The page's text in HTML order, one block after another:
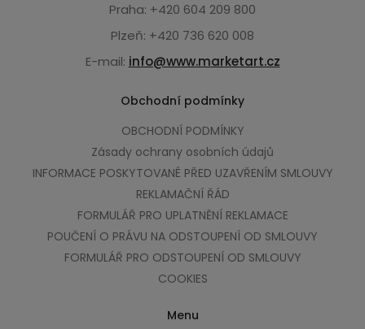
Praha: +420 604 209 800
Plzeň: +420 736 620 008
E-mail: info@www.marketart.cz
Obchodní podmínky
OBCHODNÍ PODMÍNKY
Zásady ochrany osobních údajů
INFORMACE POSKYTOVANÉ PŘED UZAVŘENÍM SMLOUVY
REKLAMAČNÍ ŘÁD
FORMULÁŘ PRO UPLATNĚNÍ REKLAMACE
POUČENÍ O PRÁVU NA ODSTOUPENÍ OD SMLOUVY
FORMULÁŘ PRO ODSTOUPENÍ OD SMLOUVY
COOKIES
Menu